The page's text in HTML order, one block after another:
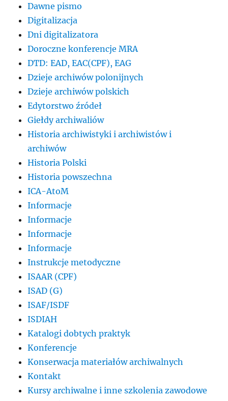
Dawne pismo
Digitalizacja
Dni digitalizatora
Doroczne konferencje MRA
DTD: EAD, EAC(CPF), EAG
Dzieje archiwów polonijnych
Dzieje archiwów polskich
Edytorstwo źródeł
Giełdy archiwaliów
Historia archiwistyki i archiwistów i
archiwów
Historia Polski
Historia powszechna
ICA-AtoM
Informacje
Informacje
Informacje
Informacje
Instrukcje metodyczne
ISAAR (CPF)
ISAD (G)
ISAF/ISDF
ISDIAH
Katalogi dobtych praktyk
Konferencje
Konserwacja materiałów archiwalnych
Kontakt
Kursy archiwalne i inne szkolenia zawodowe